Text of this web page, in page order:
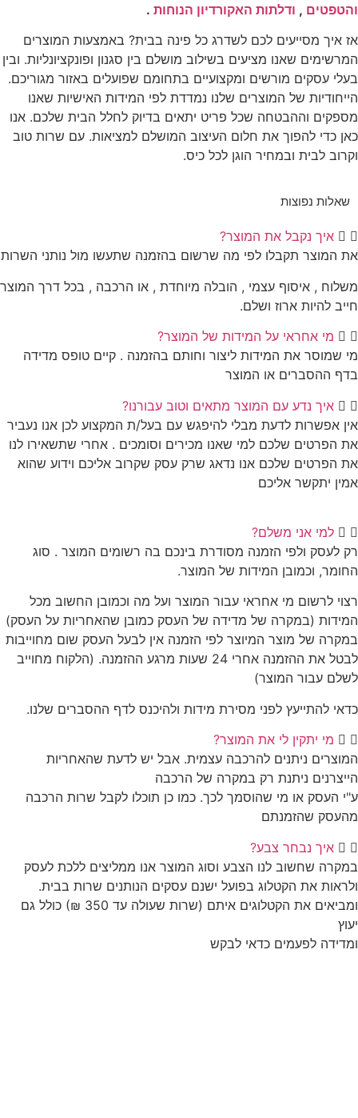
והטפטים , ודלתות האקורדיון הנוחות .
אז איך מסייעים לכם לשדרג כל פינה בבית? באמצעות המוצרים
המרשימים שאנו מציעים בשילוב מושלם בין סגנון ופונקציונליות. ובין
בעלי עסקים מורשים ומקצועיים בתחומם שפועלים באזור מגוריכם.
הייחודיות של המוצרים שלנו נמדדת לפי המידות האישיות שאנו
מספקים וההבטחה שכל פריט יתאים בדיוק לחלל הבית שלכם. אנו
כאן כדי להפוך את חלום העיצוב המושלם למציאות. עם שרות טוב
וקרוב לבית ובמחיר הוגן לכל כיס.
שאלות נפוצות
איך נקבל את המוצר?
את המוצר תקבלו לפי מה שרשום בהזמנה שתעשו מול נותני השרות
משלוח , איסוף עצמי , הובלה מיוחדת , או הרכבה , בכל דרך המוצר
חייב להיות ארוז ושלם.
מי אחראי על המידות של המוצר?
מי שמוסר את המידות ליצור וחותם בהזמנה . קיים טופס מדידה
בדף ההסברים או המוצר
איך נדע עם המוצר מתאים וטוב עבורנו?
אין אפשרות לדעת מבלי להיפגש עם בעל/ת המקצוע לכן אנו נעביר
את הפרטים שלכם למי שאנו מכירים וסומכים . אחרי שתשאירו לנו
את הפרטים שלכם אנו נדאג שרק עסק שקרוב אליכם וידוע שהוא
אמין יתקשר אליכם
למי אני משלם?
רק לעסק ולפי הזמנה מסודרת בינכם בה רשומים המוצר . סוג
החומר, וכמובן המידות של המוצר.
רצוי לרשום מי אחראי עבור המוצר ועל מה וכמובן החשוב מכל
המידות (במקרה של מדידה של העסק כמובן שהאחריות על העסק)
במקרה של מוצר המיוצר לפי הזמנה אין לבעל העסק שום מחוייבות
לבטל את ההזמנה אחרי 24 שעות מרגע ההזמנה. (הלקוח מחוייב
לשלם עבור המוצר)
כדאי להתייעץ לפני מסירת מידות ולהיכנס לדף ההסברים שלנו.
מי יתקין לי את המוצר?
המוצרים ניתנים להרכבה עצמית. אבל יש לדעת שהאחריות
הייצרנים ניתנת רק במקרה של הרכבה
ע"י העסק או מי שהוסמך לכך. כמו כן תוכלו לקבל שרות הרכבה
מהעסק שהזמנתם
איך נבחר צבע?
במקרה שחשוב לנו הצבע וסוג המוצר אנו ממליצים ללכת לעסק
ולראות את הקטלוג בפועל ישנם עסקים הנותנים שרות בבית.
ומביאים את הקטלוגים איתם (שרות שעולה עד 350 ₪) כולל גם
יעוץ
ומדידה לפעמים כדאי לבקש